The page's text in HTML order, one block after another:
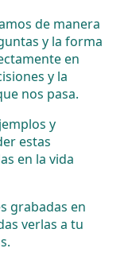
de manera
y la forma
en
y la
nos pasa.
y
estas
en la vida
grabadas en
verlas a tu